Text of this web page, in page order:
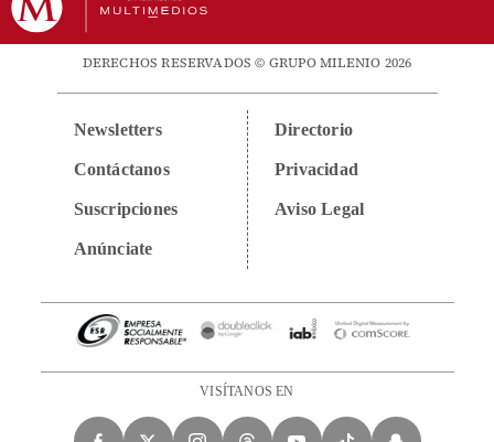
DERECHOS RESERVADOS © GRUPO MILENIO 2026
Newsletters
Contáctanos
Suscripciones
Anúnciate
Directorio
Privacidad
Aviso Legal
VISÍTANOS EN